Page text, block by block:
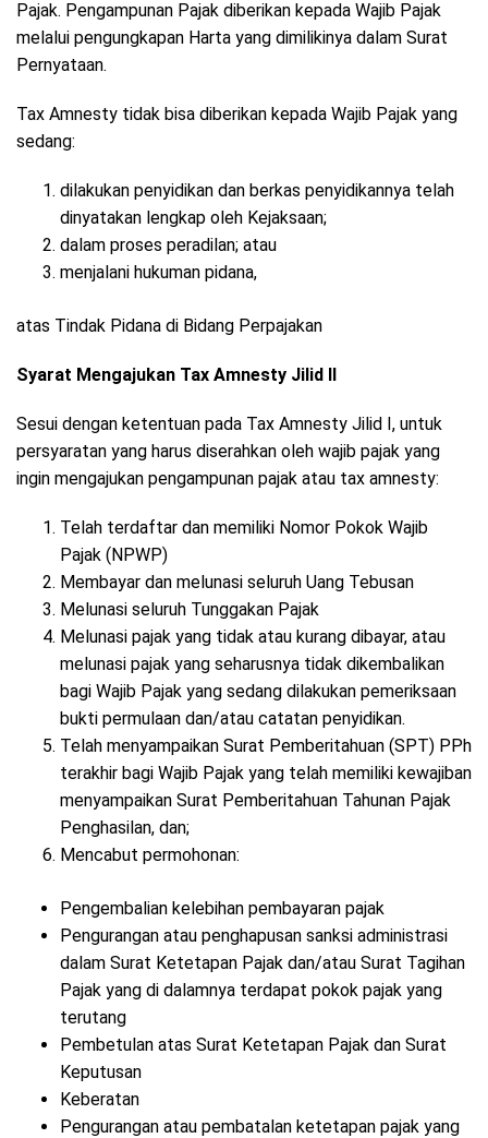
Pajak. Pengampunan Pajak diberikan kepada Wajib Pajak
melalui pengungkapan Harta yang dimilikinya dalam Surat
Pernyataan.
Tax Amnesty tidak bisa diberikan kepada Wajib Pajak yang
sedang:
dilakukan penyidikan dan berkas penyidikannya telah
dinyatakan lengkap oleh Kejaksaan;
dalam proses peradilan; atau
menjalani hukuman pidana,
atas Tindak Pidana di Bidang Perpajakan
Syarat Mengajukan Tax Amnesty Jilid II
Sesui dengan ketentuan pada Tax Amnesty Jilid I, untuk
persyaratan yang harus diserahkan oleh wajib pajak yang
ingin mengajukan pengampunan pajak atau tax amnesty:
Telah terdaftar dan memiliki Nomor Pokok Wajib
Pajak (NPWP)
Membayar dan melunasi seluruh Uang Tebusan
Melunasi seluruh Tunggakan Pajak
Melunasi pajak yang tidak atau kurang dibayar, atau
melunasi pajak yang seharusnya tidak dikembalikan
bagi Wajib Pajak yang sedang dilakukan pemeriksaan
bukti permulaan dan/atau catatan penyidikan.
Telah menyampaikan Surat Pemberitahuan (SPT) PPh
terakhir bagi Wajib Pajak yang telah memiliki kewajiban
menyampaikan Surat Pemberitahuan Tahunan Pajak
Penghasilan, dan;
Mencabut permohonan:
Pengembalian kelebihan pembayaran pajak
Pengurangan atau penghapusan sanksi administrasi
dalam Surat Ketetapan Pajak dan/atau Surat Tagihan
Pajak yang di dalamnya terdapat pokok pajak yang
terutang
Pembetulan atas Surat Ketetapan Pajak dan Surat
Keputusan
Keberatan
Pengurangan atau pembatalan ketetapan pajak yang